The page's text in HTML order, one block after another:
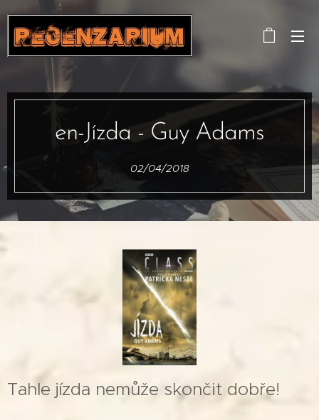
en-Jízda - Guy Adams
02/04/2018
Tahle jízda nemůže skončit dobře!